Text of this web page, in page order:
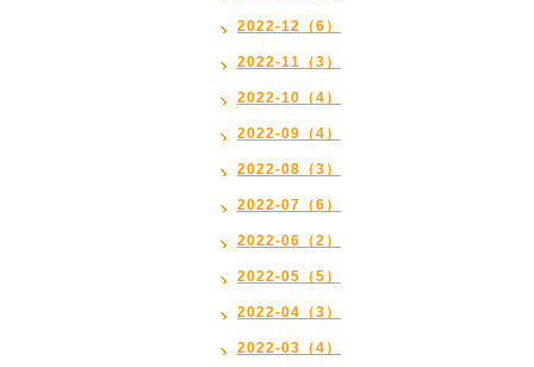
2022-12（6）
2022-11（3）
2022-10（4）
2022-09（4）
2022-08（3）
2022-07（6）
2022-06（2）
2022-05（5）
2022-04（3）
2022-03（4）